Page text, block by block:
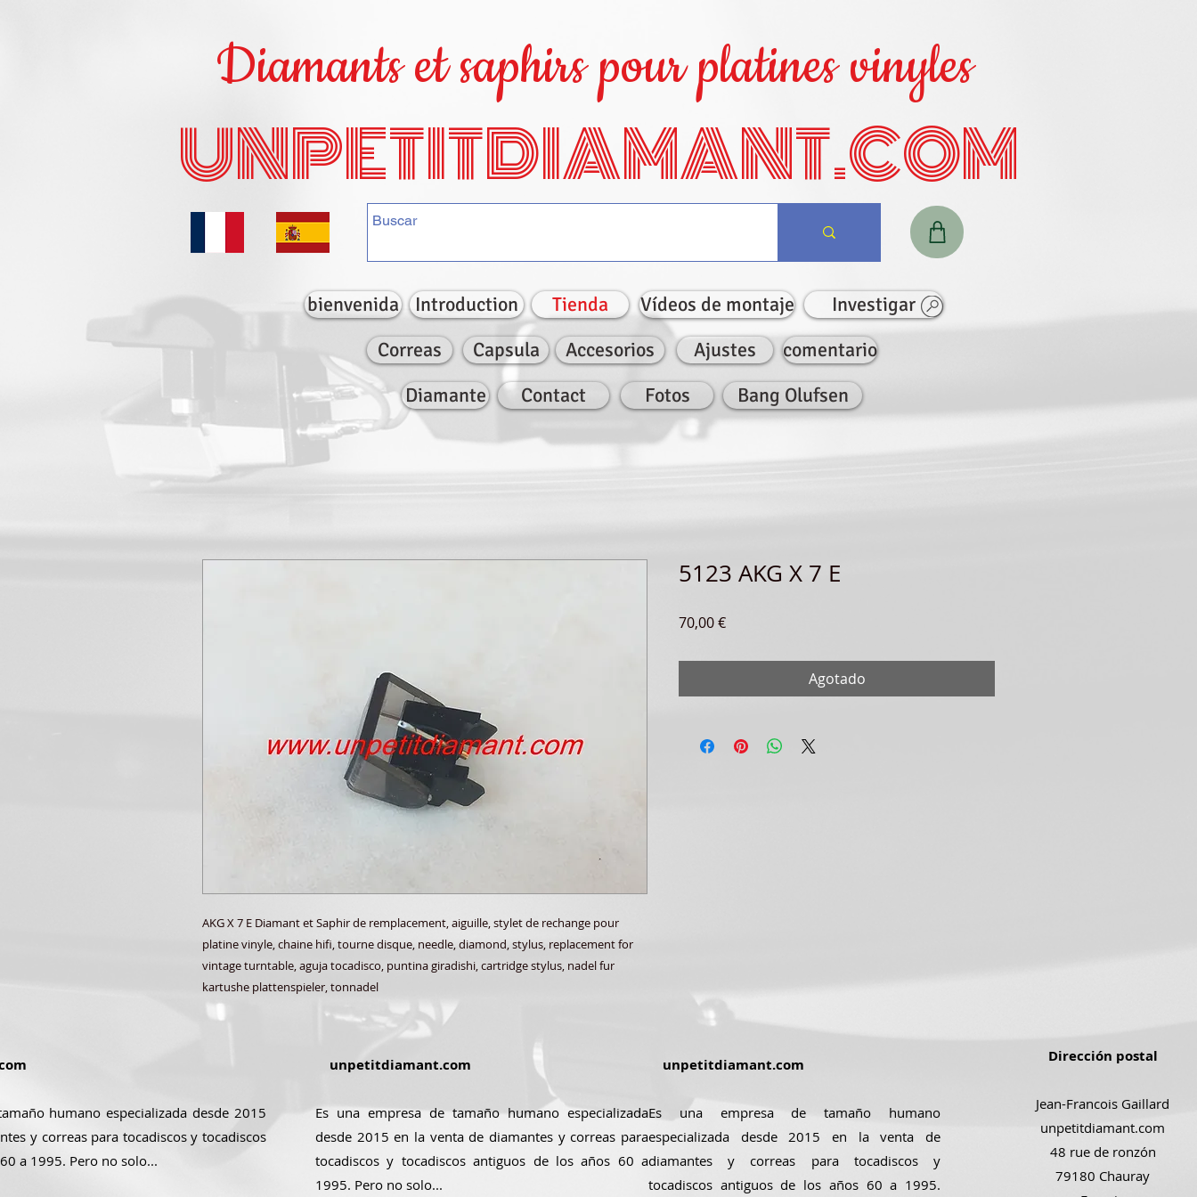
Diamants et saphirs pour platines vinyles
UNPETITDIAMANT.COM
bienvenida Introduction Tienda Vídeos de montaje
Investigar
Correas
Capsula Accesorios Ajustes
comentario
Diamante
Contact Fotos Bang Olufsen
AKG X 7 E Diamant et Saphir de remplacement, aiguille, stylet de rechange pour
platine vinyle, chaine hifi, tourne disque, needle, diamond, stylus, replacement for
vintage turntable, aguja tocadisco, puntina giradishi, cartridge stylus, nadel fur
kartushe plattenspieler, tonnadel
5123 AKG X 7 E
70,00 €Precio
Agotado
humano especializada desde 2015
y correas para tocadiscos y tocadiscos
a 1995. Pero no solo...
unpetitdiamant.com
Es una empresa de tamaño humano especializada
desde 2015 en la venta de diamantes y correas para
tocadiscos y tocadiscos antiguos de los años 60 a
1995. Pero no solo...
unpetitdiamant.com
Es una empresa de tamaño humano
especializada desde 2015 en la venta de
diamantes y correas para tocadiscos y
tocadiscos antiguos de los años 60 a 1995.
Dirección postal
Jean-Francois Gaillard
unpetitdiamant.com
48 rue de ronzón
79180 Chauray